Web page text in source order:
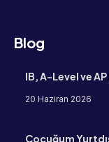
Blog
IB, A-Level ve
20 Haziran 2026
Çocuğum